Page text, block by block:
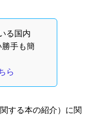
る国内
手も簡
ら
する本の紹介）に関